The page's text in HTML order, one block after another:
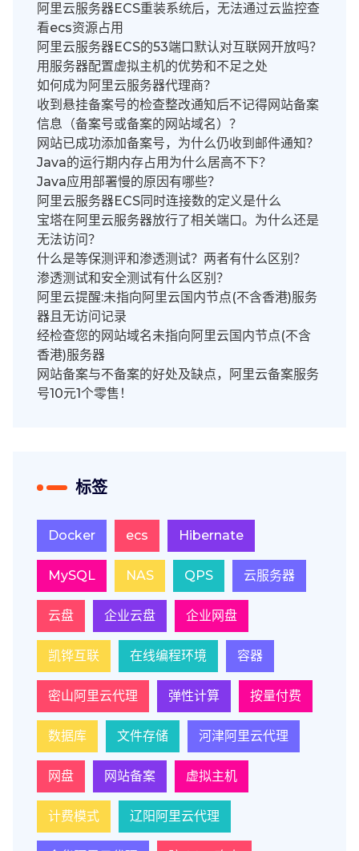
阿里云服务器ECS重装系统后，无法通过云监控查
看ecs资源占用
阿里云服务器ECS的53端口默认对互联网开放吗？
用服务器配置虚拟主机的优势和不足之处
如何成为阿里云服务器代理商？
收到悬挂备案号的检查整改通知后不记得网站备案
信息（备案号或备案的网站域名）？
网站已成功添加备案号，为什么仍收到邮件通知？
Java的运行期内存占用为什么居高不下？
Java应用部署慢的原因有哪些？
阿里云服务器ECS同时连接数的定义是什么
宝塔在阿里云服务器放行了相关端口。为什么还是
无法访问？
什么是等保测评和渗透测试？两者有什么区别？
渗透测试和安全测试有什么区别？
阿里云提醒:未指向阿里云国内节点(不含香港)服务
器且无访问记录
经检查您的网站域名未指向阿里云国内节点(不含
香港)服务器
网站备案与不备案的好处及缺点，阿里云备案服务
号10元1个零售！
标签
Docker ecs Hibernate
MySQL NAS QPS 云服务器
云盘 企业云盘 企业网盘
凯铧互联 在线编程环境 容器
密山阿里云代理 弹性计算 按量付费
数据库 文件存储 河津阿里云代理
网盘 网站备案 虚拟主机
计费模式 辽阳阿里云代理